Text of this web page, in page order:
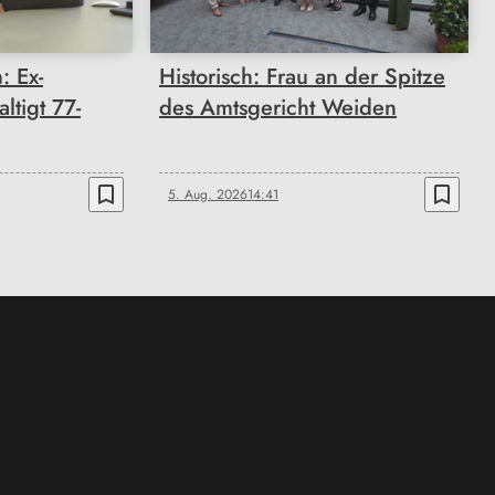
Ex-
77-
bookmark_border
Historisch: Frau an der Spitze
des Amtsgericht Weiden
5. Aug. 202614:41 bookmark_border